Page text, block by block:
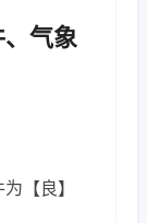
气象
【良】